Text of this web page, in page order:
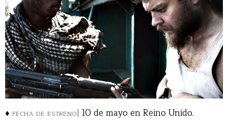
♦ fecha de estreno| 10 de mayo en Reino Unido.